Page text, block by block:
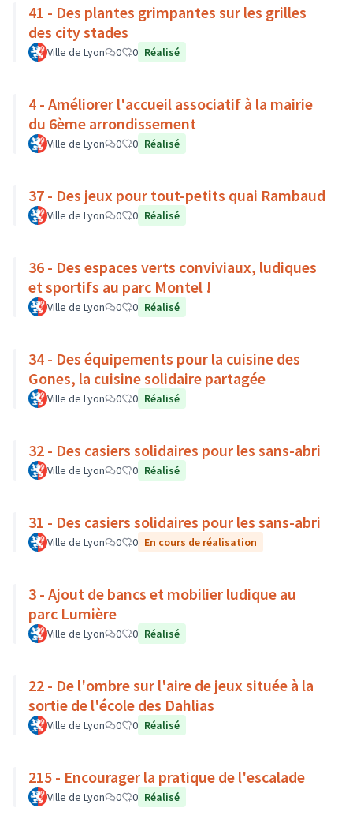
41 - Des plantes grimpantes sur les grilles
des city stades
Ville de Lyon 0 0 Réalisé
4 - Améliorer l'accueil associatif à la mairie
du 6ème arrondissement
Ville de Lyon 0 0 Réalisé
37 - Des jeux pour tout-petits quai Rambaud
Ville de Lyon 0 0 Réalisé
36 - Des espaces verts conviviaux, ludiques
et sportifs au parc Montel !
Ville de Lyon 0 0 Réalisé
34 - Des équipements pour la cuisine des
Gones, la cuisine solidaire partagée
Ville de Lyon 0 0 Réalisé
32 - Des casiers solidaires pour les sans-abri
Ville de Lyon 0 0 Réalisé
31 - Des casiers solidaires pour les sans-abri
Ville de Lyon 0 0 En cours de réalisation
3 - Ajout de bancs et mobilier ludique au
parc Lumière
Ville de Lyon 0 0 Réalisé
22 - De l'ombre sur l'aire de jeux située à la
sortie de l'école des Dahlias
Ville de Lyon 0 0 Réalisé
215 - Encourager la pratique de l'escalade
Ville de Lyon 0 0 Réalisé